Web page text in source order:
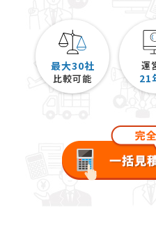
最大30社
比較可能
運
21